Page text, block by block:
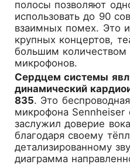
полосы позволяют
использовать до 90
взаимных помех. Это
крупных концертов,
большим количеством
микрофонов.
Сердцем системы
динамический
835. Это
микрофона Sennheiser
заслужил доверие
благодаря своему
детализированному
диаграмма